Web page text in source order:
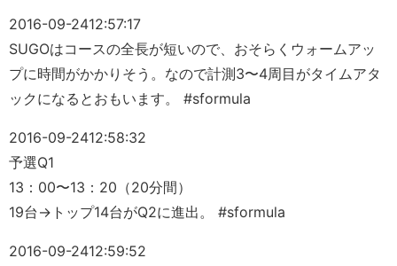
2016-09-2412:57:17
SUGOはコースの全長が短いので、おそらくウォームアッ
プに時間がかかりそう。なので計測3〜4周目がタイムアタ
ックになるとおもいます。 #sformula
2016-09-2412:58:32
予選Q1
13：00〜13：20（20分間）
19台→トップ14台がQ2に進出。 #sformula
2016-09-2412:59:52